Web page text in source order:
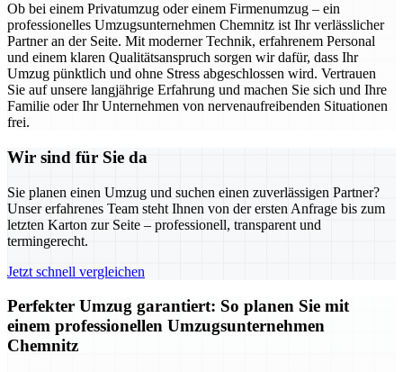
Ob bei einem Privatumzug oder einem Firmenumzug – ein
professionelles Umzugsunternehmen Chemnitz ist Ihr verlässlicher
Partner an der Seite. Mit moderner Technik, erfahrenem Personal
und einem klaren Qualitätsanspruch sorgen wir dafür, dass Ihr
Umzug pünktlich und ohne Stress abgeschlossen wird. Vertrauen
Sie auf unsere langjährige Erfahrung und machen Sie sich und Ihre
Familie oder Ihr Unternehmen von nervenaufreibenden Situationen
frei.
Wir sind für Sie da
Sie planen einen Umzug und suchen einen zuverlässigen Partner?
Unser erfahrenes Team steht Ihnen von der ersten Anfrage bis zum
letzten Karton zur Seite – professionell, transparent und
termingerecht.
Jetzt schnell vergleichen
Perfekter Umzug garantiert: So planen Sie mit
einem professionellen Umzugsunternehmen
Chemnitz